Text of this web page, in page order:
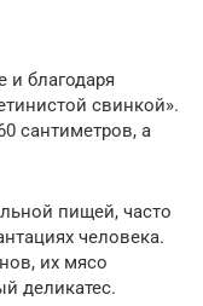
и благодаря
свинкой».
сантиметров, а
пищей, часто
человека.
их мясо
деликатес.